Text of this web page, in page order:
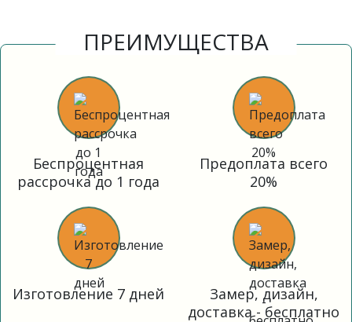
ПРЕИМУЩЕСТВА
Беспроцентная
рассрочка до 1 года
Предоплата всего
20%
Изготовление 7 дней
Замер, дизайн,
доставка - бесплатно